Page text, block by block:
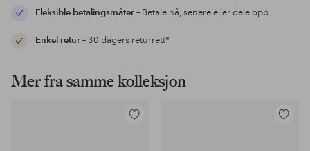
Fleksible betalingsmåter– Betale nå, senere eller dele opp
Enkel retur– 30 dagers returrett*
Mer fra samme kolleksjon
Legg
Legg